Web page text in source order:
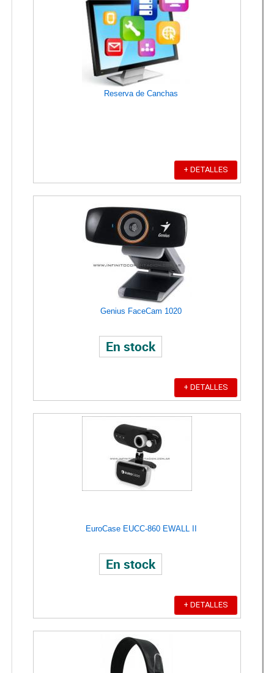
Reserva de Canchas
+ DETALLES
Genius FaceCam 1020
En stock
+ DETALLES
EuroCase EUCC-860 EWALL II
En stock
+ DETALLES